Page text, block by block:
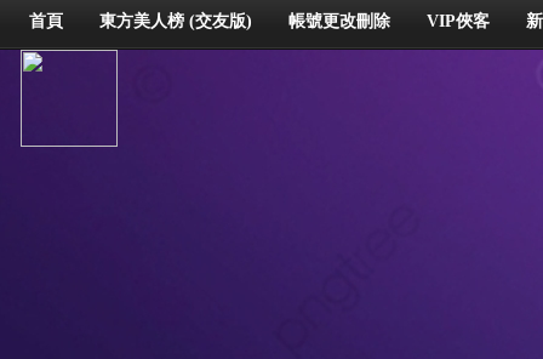
首頁 東方美人榜 (交友版) 帳號更改刪除 VIP俠客